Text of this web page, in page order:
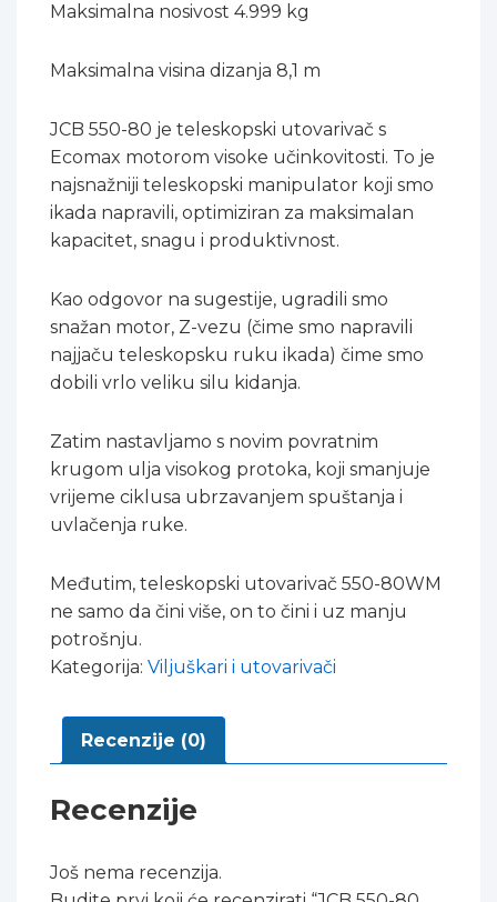
Maksimalna nosivost 4.999 kg
Maksimalna visina dizanja 8,1 m
JCB 550-80 je teleskopski utovarivač s
Ecomax motorom visoke učinkovitosti. To je
najsnažniji teleskopski manipulator koji smo
ikada napravili, optimiziran za maksimalan
kapacitet, snagu i produktivnost.
Kao odgovor na sugestije, ugradili smo
snažan motor, Z-vezu (čime smo napravili
najjaču teleskopsku ruku ikada) čime smo
dobili vrlo veliku silu kidanja.
Zatim nastavljamo s novim povratnim
krugom ulja visokog protoka, koji smanjuje
vrijeme ciklusa ubrzavanjem spuštanja i
uvlačenja ruke.
Međutim, teleskopski utovarivač 550-80WM
ne samo da čini više, on to čini i uz manju
potrošnju.
Kategorija: Viljuškari i utovarivači
Recenzije (0)
Recenzije
Još nema recenzija.